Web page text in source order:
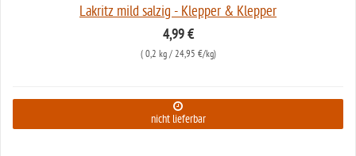
Lakritz mild salzig - Klepper & Klepper
4,99 €
( 0,2 kg/ 24,95 €/kg)
nicht lieferbar